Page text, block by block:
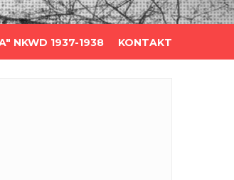
NKWD 1937-1938 KONTAKT